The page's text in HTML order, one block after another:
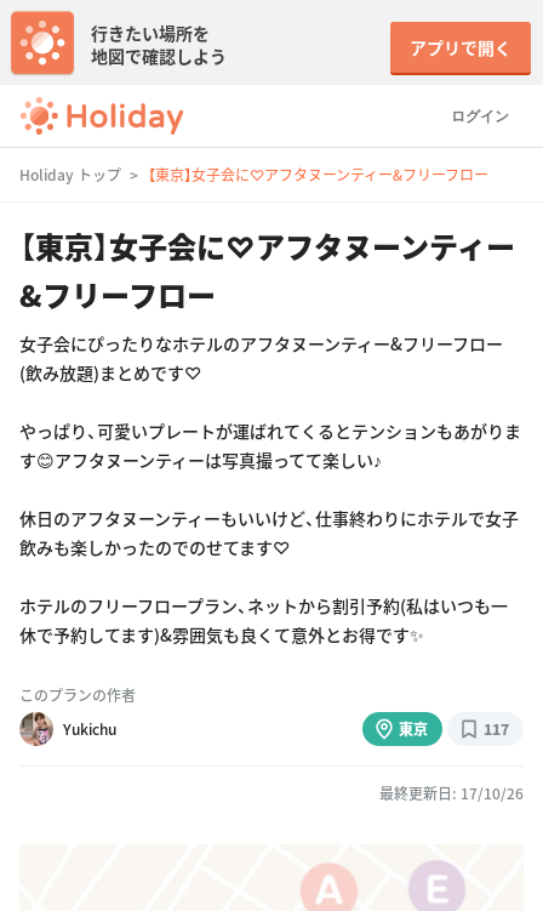
ログイン
行きたい場所を
地図で確認しよう
アプリで開く
Holiday トップ 【東京】女子会に♡アフタヌーンティー&フリーフロー
【東京】女子会に♡アフタヌーンティー
&フリーフロー
女子会にぴったりなホテルのアフタヌーンティー&フリーフロー
(飲み放題)まとめです♡
やっぱり、可愛いプレートが運ばれてくるとテンションもあがりま
す😊アフタヌーンティーは写真撮ってて楽しい♪
休日のアフタヌーンティーもいいけど、仕事終わりにホテルで女子
飲みも楽しかったのでのせてます♡
ホテルのフリーフロープラン、ネットから割引予約(私はいつも一
休で予約してます)&雰囲気も良くて意外とお得です✨
このプランの作者
Yukichu
東京 117
最終更新日: 17/10/26